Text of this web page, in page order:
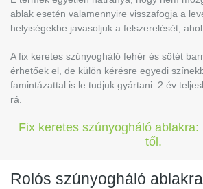
ablak esetén valamennyire visszafogja a
helyiségekbe javasoljuk a felszerelését,
A fix keretes szúnyogháló fehér és sötét
érhetőek el, de külön kérésre egyedi
famintázattal is le tudjuk gyártani. 2 év
rá.
Fix keretes szúnyogháló
től.
Rolós szúnyogháló ablakra